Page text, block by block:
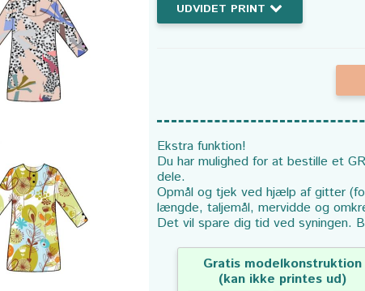
UDVIDET PRINT
Ekstra funktion!
Du har mulighed for at bestille et
dele.
Opmål og tjek ved hjælp af gitter
længde, taljemål, mervidde og
Det vil spare dig tid ved syningen.
Gratis modelkonstruktion
(kan ikke printes ud)